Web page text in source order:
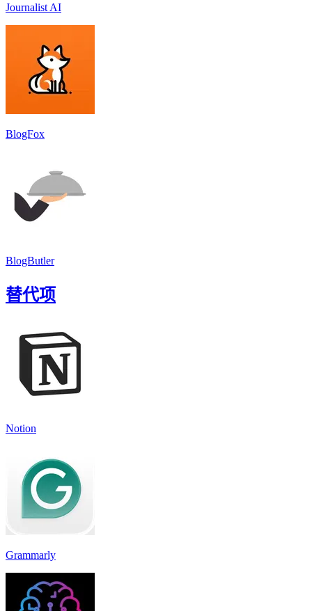
Journalist AI
BlogFox
BlogButler
替代项
Notion
Grammarly